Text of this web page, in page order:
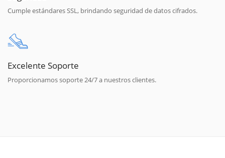
Cumple estándares SSL, brindando seguridad de datos cifrados.
Excelente Soporte
Proporcionamos soporte 24/7 a nuestros clientes.